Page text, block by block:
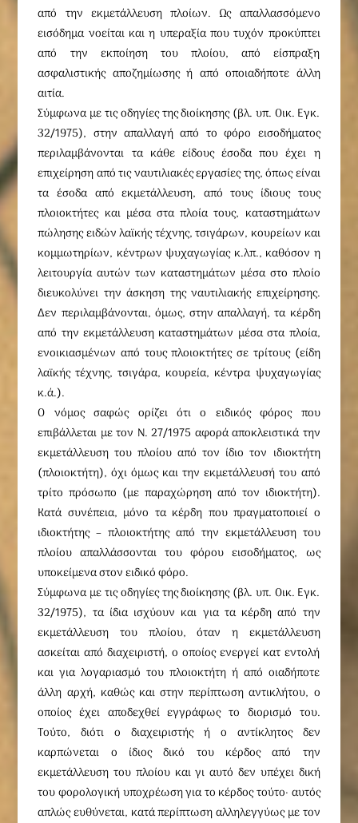
από την εκμετάλλευση πλοίων. Ως απαλλασσόμενο
εισόδημα νοείται και η υπεραξία που τυχόν προκύπτει
από την εκποίηση του πλοίου, από είσπραξη
ασφαλιστικής αποζημίωσης ή από οποιαδήποτε άλλη
αιτία.
Σύμφωνα με τις οδηγίες της διοίκησης (βλ. υπ. Oικ. Eγκ.
32/1975), στην απαλλαγή από το φόρο εισοδήματος
περιλαμβάνονται τα κάθε είδους έσοδα που έχει η
επιχείρηση από τις ναυτιλιακές εργασίες της, όπως είναι
τα έσοδα από εκμετάλλευση, από τους ίδιους τους
πλοιοκτήτες και μέσα στα πλοία τους, καταστημάτων
πώλησης ειδών λαϊκής τέχνης, τσιγάρων, κουρείων και
κομμωτηρίων, κέντρων ψυχαγωγίας κ.λπ., καθόσον η
λειτουργία αυτών των καταστημάτων μέσα στο πλοίο
διευκολύνει την άσκηση της ναυτιλιακής επιχείρησης.
Δεν περιλαμβάνονται, όμως, στην απαλλαγή, τα κέρδη
από την εκμετάλλευση καταστημάτων μέσα στα πλοία,
ενοικιασμένων από τους πλοιοκτήτες σε τρίτους (είδη
λαϊκής τέχνης, τσιγάρα, κουρεία, κέντρα ψυχαγωγίας
κ.ά.).
O νόμος σαφώς ορίζει ότι ο ειδικός φόρος που
επιβάλλεται με τον Ν. 27/1975 αφορά αποκλειστικά την
εκμετάλλευση του πλοίου από τον ίδιο τον ιδιοκτήτη
(πλοιοκτήτη), όχι όμως και την εκμετάλλευσή του από
τρίτο πρόσωπο (με παραχώρηση από τον ιδιοκτήτη).
Kατά συνέπεια, μόνο τα κέρδη που πραγματοποιεί ο
ιδιοκτήτης – πλοιοκτήτης από την εκμετάλλευση του
πλοίου απαλλάσσονται του φόρου εισοδήματος, ως
υποκείμενα στον ειδικό φόρο.
Σύμφωνα με τις οδηγίες της διοίκησης (βλ. υπ. Oικ. Eγκ.
32/1975), τα ίδια ισχύουν και για τα κέρδη από την
εκμετάλλευση του πλοίου, όταν η εκμετάλλευση
ασκείται από διαχειριστή, ο οποίος ενεργεί κατ εντολή
και για λογαριασμό του πλοιοκτήτη ή από οιαδήποτε
άλλη αρχή, καθώς και στην περίπτωση αντικλήτου, ο
οποίος έχει αποδεχθεί εγγράφως το διορισμό του.
Tούτο, διότι ο διαχειριστής ή ο αντίκλητος δεν
καρπώνεται ο ίδιος δικό του κέρδος από την
εκμετάλλευση του πλοίου και γι αυτό δεν υπέχει δική
του φορολογική υποχρέωση για το κέρδος τούτο· αυτός
απλώς ευθύνεται, κατά περίπτωση αλληλεγγύως με τον